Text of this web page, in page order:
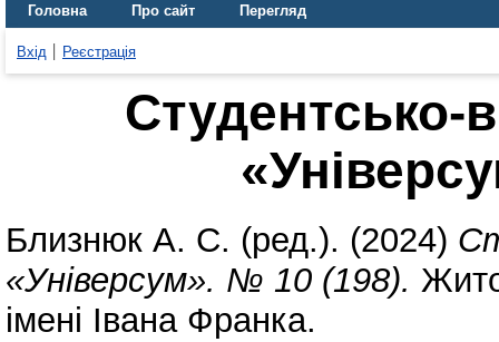
Головна Про сайт Перегляд
Вхід Реєстрація
Студентсько-
Близнюк А. С. (ред.). (2024)
«Універсум». № 10 (198).
імені Івана Франка.